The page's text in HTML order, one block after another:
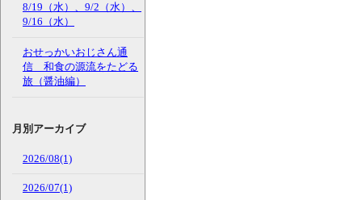
8/19（水）、9/2（水）、
9/16（水）
おせっかいおじさん通
信 和食の源流をたどる
旅（醤油編）
月別アーカイブ
2026/08(1)
2026/07(1)